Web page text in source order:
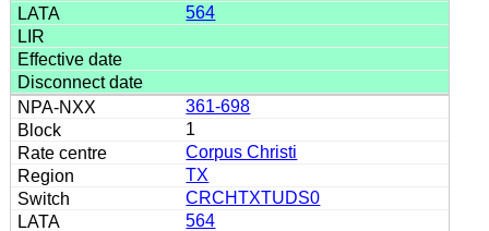
564
361-698
1
Corpus Christi
TX
CRCHTXTUDS0
564